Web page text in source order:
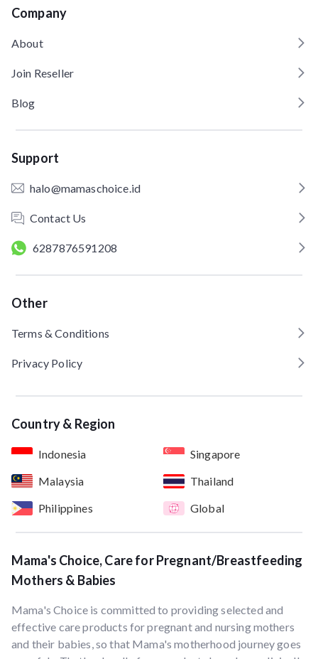
Company
About
Join Reseller
Blog
Support
halo@mamaschoice.id
Contact Us
6287876591208
Other
Terms & Conditions
Privacy Policy
Country & Region
Indonesia
Singapore
Malaysia
Thailand
Philippines
Global
Mama's Choice, Care for Pregnant/Breastfeeding
Mothers & Babies
Mama's Choice is committed to providing selected and
effective care products for pregnant and nursing mothers
and their babies, so that Mama's motherhood journey goes